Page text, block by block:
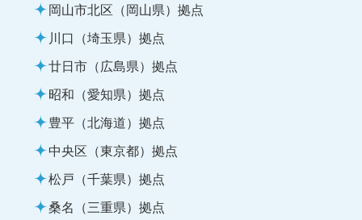
岡山市北区（岡山県）拠点
川口（埼玉県）拠点
廿日市（広島県）拠点
昭和（愛知県）拠点
豊平（北海道）拠点
中央区（東京都）拠点
松戸（千葉県）拠点
桑名（三重県）拠点